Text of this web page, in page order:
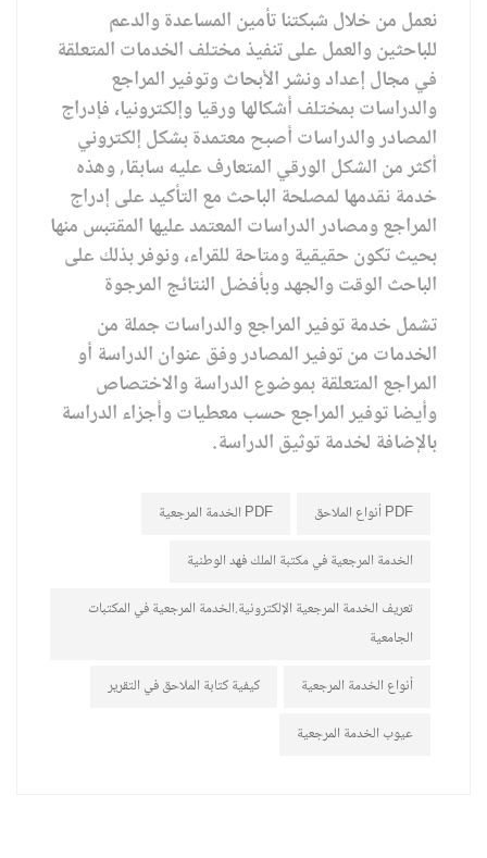
نعمل من خلال شبكتنا تأمين المساعدة والدعم
للباحثين والعمل على تنفيذ مختلف الخدمات المتعلقة
في مجال إعداد ونشر الأبحاث وتوفير المراجع
والدراسات بمختلف أشكالها ورقيا وإلكترونيا، فإدراج
المصادر والدراسات أصبح معتمدة بشكل إلكتروني
أكثر من الشكل الورقي المتعارف عليه سابقا, وهذه
خدمة نقدمها لمصلحة الباحث مع التأكيد على إدراج
المراجع ومصادر الدراسات المعتمد عليها المقتبس منها
بحيث تكون حقيقية ومتاحة للقراء، ونوفر بذلك على
الباحث الوقت والجهد وبأفضل النتائج المرجوة
تشمل خدمة توفير المراجع والدراسات جملة من
الخدمات من توفير المصادر وفق عنوان الدراسة أو
المراجع المتعلقة بموضوع الدراسة والاختصاص
وأيضا توفير المراجع حسب معطيات وأجزاء الدراسة
بالإضافة لخدمة توثيق الدراسة.
الخدمة المرجعية PDF
أنواع الملاحق PDF
الخدمة المرجعية في مكتبة الملك فهد الوطنية
تعريف الخدمة المرجعية الإلكترونية.الخدمة المرجعية في المكتبات
الجامعية
كيفية كتابة الملاحق في التقرير
أنواع الخدمة المرجعية
عيوب الخدمة المرجعية